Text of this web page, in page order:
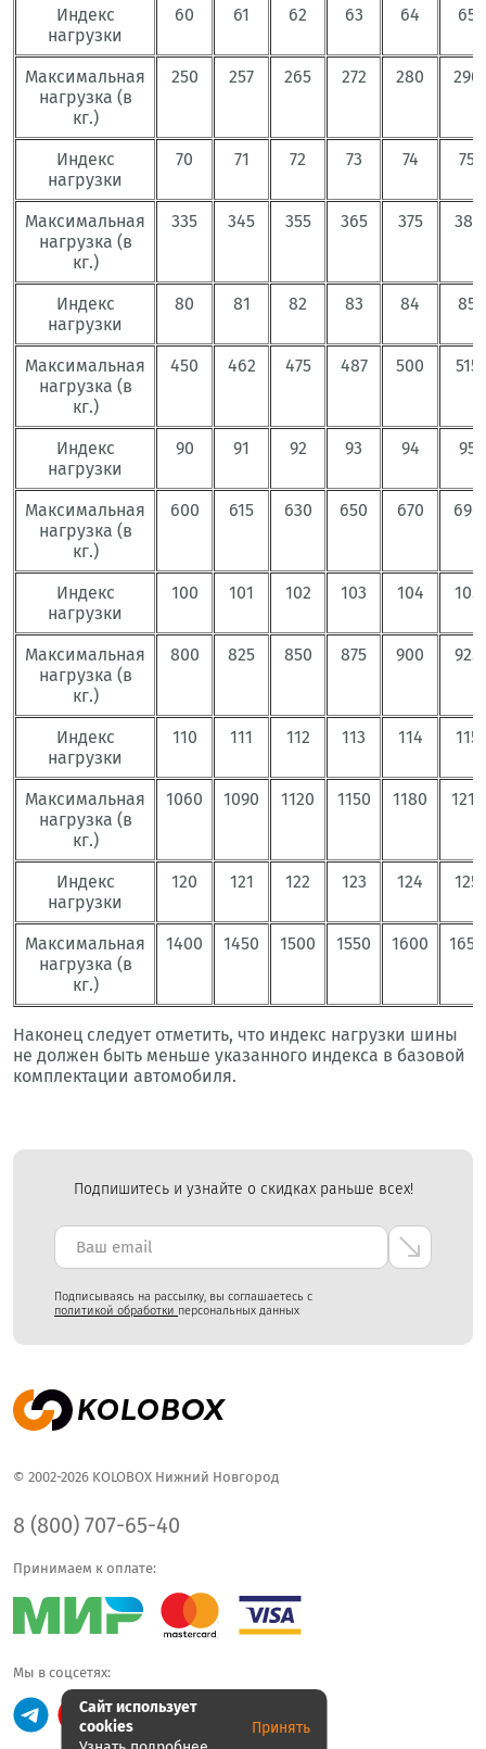
Индекс
нагрузки
60 61 62 63 64 65
Максимальная
нагрузка (в
кг.)
250 257 265 272 280 290
Индекс
нагрузки
70 71 72 73 74 75
Максимальная
нагрузка (в
кг.)
335 345 355 365 375 387
Индекс
нагрузки
80 81 82 83 84 85
Максимальная
нагрузка (в
кг.)
450 462 475 487 500 515
Индекс
нагрузки
90 91 92 93 94 95
Максимальная
нагрузка (в
кг.)
600 615 630 650 670 690
Индекс
нагрузки
100 101 102 103 104 105
Максимальная
нагрузка (в
кг.)
800 825 850 875 900 925
Индекс
нагрузки
110 111 112 113 114 115
Максимальная
нагрузка (в
кг.)
1060 1090 1120 1150 1180 1215
Индекс
нагрузки
120 121 122 123 124 125
Максимальная
нагрузка (в
кг.)
1400 1450 1500 1550 1600 1650
Наконец следует отметить, что индекс нагрузки шины
не должен быть меньше указанного индекса в базовой
комплектации автомобиля.
Подпишитесь и узнайте о скидках раньше всех!
Подписываясь на рассылку, вы соглашаетесь с
политикой обработки персональных данных
© 2002-2026 KOLOBOX Нижний Новгород
8 (800) 707-65-40
Принимаем к оплате:
Мы в соцсетях:
Сайт использует
cookies
Принять